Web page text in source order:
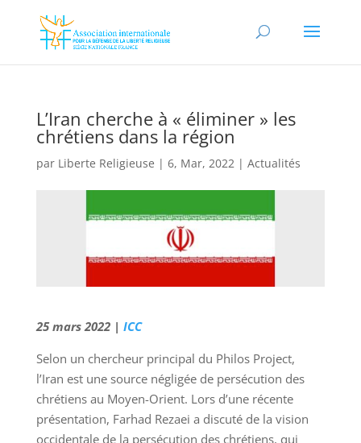
L’Iran cherche à « éliminer » les
chrétiens dans la région
par Liberte Religieuse | 6, Mar, 2022| Actualités
25 mars 2022 | ICC
Selon un chercheur principal du Philos Project,
l’Iran est une source négligée de persécution des
chrétiens au Moyen-Orient. Lors d’une récente
présentation, Farhad Rezaei a discuté de la vision
occidentale de la persécution des chrétiens, qui